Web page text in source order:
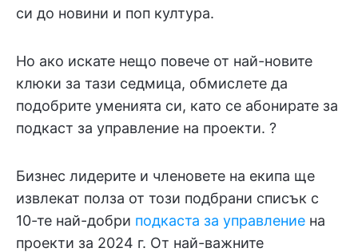
си до новини и поп култура.
Но ако искате нещо повече от най-новите
клюки за тази седмица, обмислете да
подобрите уменията си, като се абонирате за
подкаст за управление на проекти. ?️
Бизнес лидерите и членовете на екипа ще
извлекат полза от този подбрани списък с
10-те най-добри подкаста за управление на
проекти за 2024 г. От най-важните